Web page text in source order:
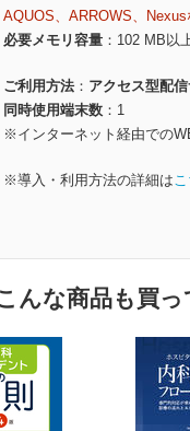
AQUOS、ARROWS、
必要メモリ容量
102 MB以
ご利用方法
アクセス型配信
同時使用端末数
1
※インターネット経由での
※導入・利用方法の詳細は
んな商品も買っ